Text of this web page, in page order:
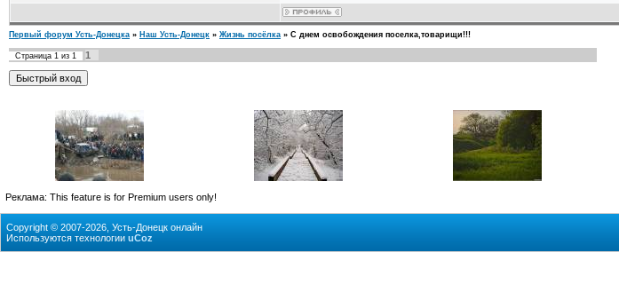
Первый форум Усть-Донецка » Наш Усть-Донецк » Жизнь посёлка » С днем освобождения поселка,товарищи!!!
Страница 1 из 1
1
Реклама: This feature is for Premium users only!
Copyright © 2007-2026, Усть-Донецк онлайн
Используются технологии uCoz